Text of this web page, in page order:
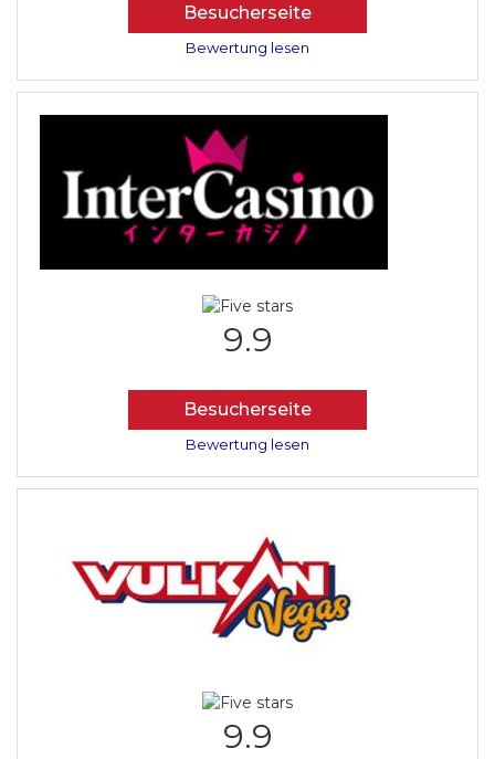
Besucherseite
Bewertung lesen
9.9
Besucherseite
Bewertung lesen
9.9